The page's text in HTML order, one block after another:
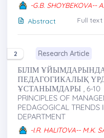
-G.B. SHOYBEKOVA--
Abstract
Full text
2 Research Article
БІЛІМ
ПЕДАГОГИКАЛЫҚ
ҰСТАНЫМДАРЫ , 6-10
PRINCIPLES OF
PEDAGOGICAL TRENDS
DEPARTMENT
-I.R. HALITOVA-- M.K.